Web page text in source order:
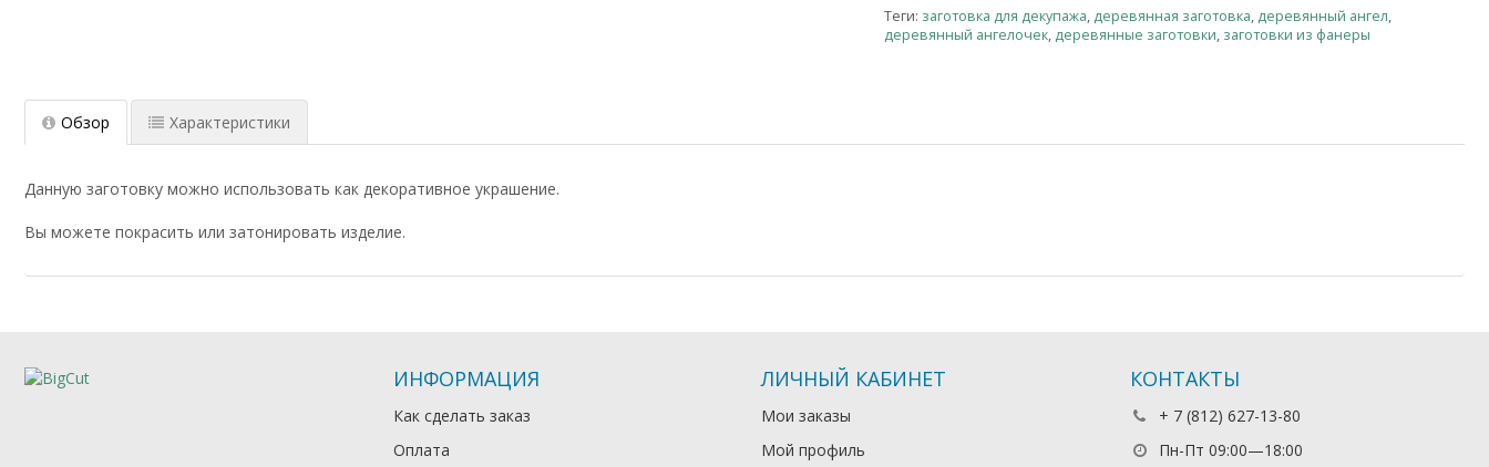
Теги: заготовка для декупажа, деревянная заготовка, деревянный ангел,
деревянный ангелочек, деревянные заготовки, заготовки из фанеры
Обзор Характеристики
Данную заготовку можно использовать как декоративное украшение.
Вы можете покрасить или затонировать изделие.
ИНФОРМАЦИЯ
Как сделать заказ
Оплата
ЛИЧНЫЙ КАБИНЕТ
Мои заказы
Мой профиль
КОНТАКТЫ
+ 7 (812) 627-13-80
Пн-Пт 09:00—18:00